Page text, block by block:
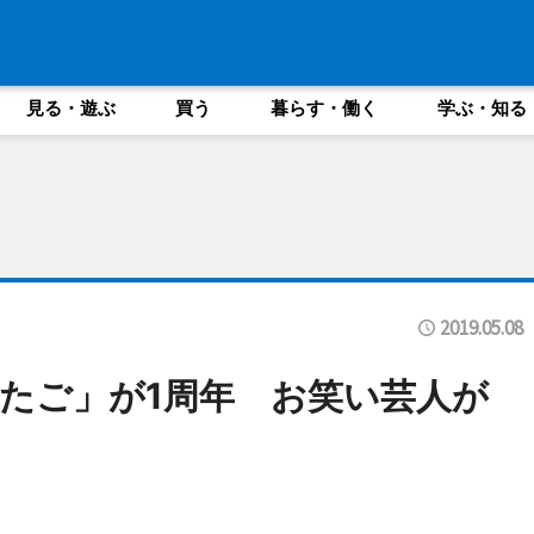
見る・遊ぶ 買う 暮らす・働く 学ぶ・知る
2019.05.08
ご」が1周年 お笑い芸人が